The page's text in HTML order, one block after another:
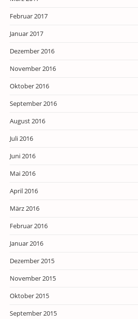
Februar 2017
Januar 2017
Dezember 2016
November 2016
Oktober 2016
September 2016
August 2016
Juli 2016
Juni 2016
Mai 2016
April 2016
März 2016
Februar 2016
Januar 2016
Dezember 2015
November 2015
Oktober 2015
September 2015